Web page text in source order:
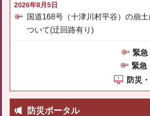
2026年8月5日
国道168号（十津川村平谷）の崩
ついて(迂回路有り)
緊急
緊急
防災
防災ポータル